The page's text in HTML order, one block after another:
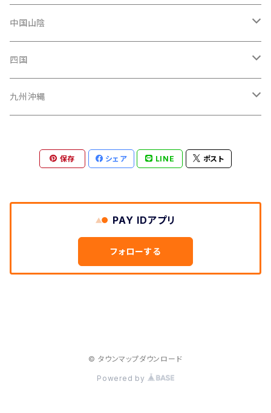
秋田県
山形県
長野県
福井県
千葉県
埼玉県
茨城県
栃木県
静岡県
三重県
岐阜県
大阪府
京都府
兵庫県
和歌山県
滋賀県
中国山陰
広島県
岡山県
島根県
四国
高知県
徳島県
九州沖縄
沖縄県
保存 シェア LINE ポスト
PAY IDアプリ
フォローする
© タウンマップダウンロード
Powered by